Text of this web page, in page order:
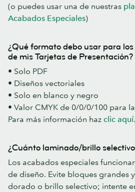
(o puedes usar una de nuestras
Acabados Especiales)
¿Qué formato debo usar para
de mis Tarjetas de Presentación?
• Solo PDF
• Diseños vectoriales
• Solo en blanco y negro
• Valor CMYK de 0/0/0/100 para
Para más información haz clic aquí.
¿Cuánto laminado/brillo
Los acabados especiales
de diseño. Evite bloques grandes
dorado o brillo selectivo; intente